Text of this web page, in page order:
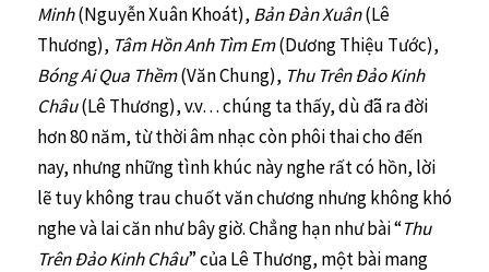
Minh(Nguyễn Xuân Khoát), Bản Đàn Xuân(Lê
Thương), Tâm Hồn Anh Tìm Em(Dương Thiệu Tước),
Bóng Ai Qua Thềm(Văn Chung), Thu Trên Đảo Kinh
Châu(Lê Thương), v.v… chúng ta thấy, dù đã ra đời
hơn 80 năm, từ thời âm nhạc còn phôi thai cho đến
nay, nhưng những tình khúc này nghe rất có hồn, lời
lẽ tuy không trau chuốt văn chương nhưng không khó
nghe và lai căn như bây giờ. Chẳng hạn như bài “Thu
Trên Đảo Kinh Châu” của Lê Thương, một bài mang